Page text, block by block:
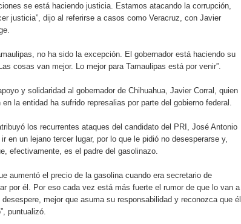
se está haciendo justicia. Estamos atacando la corrupción,
justicia”, dijo al referirse a casos como Veracruz, con Javier
no ha sido la excepción. El gobernador está haciendo su
cosas van mejor. Lo mejor para Tamaulipas está por venir”.
y solidaridad al gobernador de Chihuahua, Javier Corral, quien
la entidad ha sufrido represalias por parte del gobierno federal.
los recurrentes ataques del candidato del PRI, José Antonio
en un lejano tercer lugar, por lo que le pidió no desesperarse y,
efectivamente, es el padre del gasolinazo.
aumentó el precio de la gasolina cuando era secretario de
por él. Por eso cada vez está más fuerte el rumor de que lo van a
mejor que asuma su responsabilidad y reconozca que él
puntualizó.